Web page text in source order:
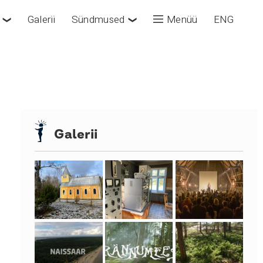
❯ Galerii Sündmused ❯ Menüü ENG
Galerii